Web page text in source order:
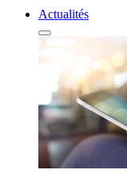
Actualités